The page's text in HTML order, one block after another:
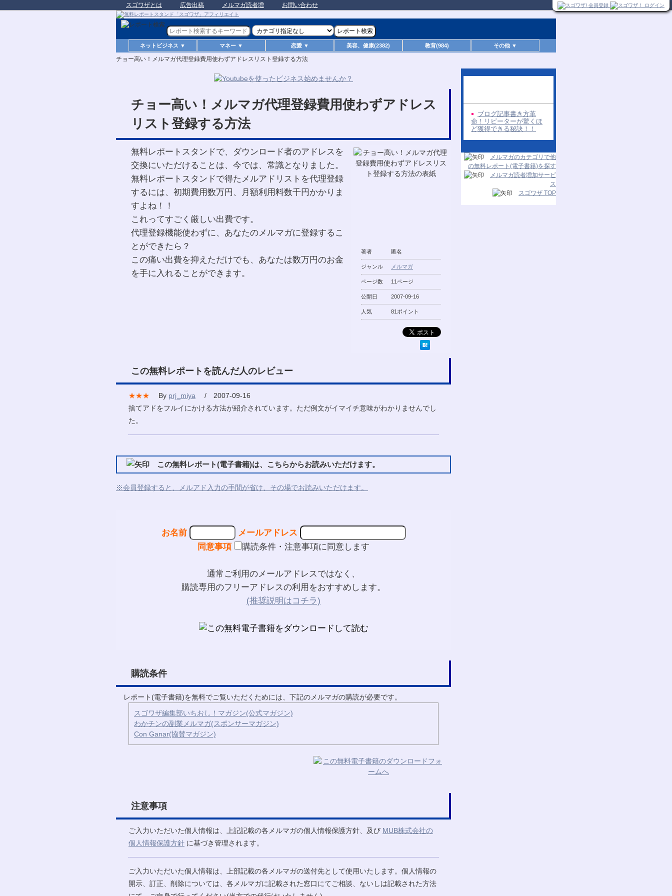
スゴワザとは 広告出稿 メルマガ読者増 お問い合わせ
ネットビジネス ▼ マネー ▼ 恋愛 ▼ 美容、健康(2382) 教育(984) その他 ▼
チョー高い！メルマガ代理登録費用使わずアドレスリスト登録する方法
チョー高い！メルマガ代理登録費用使わずアドレス
リスト登録する方法
著者 匿名
ジャンル メルマガ
ページ数 11ページ
公開日 2007-09-16
人気 81ポイント
無料レポートスタンドで、ダウンロード者のアドレスを
交換にいただけることは、今では、常識となりました。
無料レポートスタンドで得たメルアドリストを代理登録
するには、初期費用数万円、月額利用料数千円かかりま
すよね！！
これってすごく厳しい出費です。
代理登録機能使わずに、あなたのメルマガに登録するこ
とができたら？
この痛い出費を抑えただけでも、あなたは数万円のお金
を手に入れることができます。
この無料レポートを読んだ人のレビュー
★★★ By prj_miya / 2007-09-16
捨てアドをフルイにかける方法が紹介されています。ただ例文がイマイチ意味がわかりませんでし
た。
この無料レポート(電子書籍)は、こちらからお読みいただけます。
※会員登録すると、メルアド入力の手間が省け、その場でお読みいただけます。
お名前
メールアドレス
同意事項
購読条件・注意事項に同意します
通常ご利用のメールアドレスではなく、
購読専用のフリーアドレスの利用をおすすめします。
(推奨説明はコチラ)
購読条件
レポート(電子書籍)を無料でご覧いただくためには、下記のメルマガの購読が必要です。
スゴワザ編集部いちおし！マガジン(公式マガジン)
わかチンの副業メルマガ(スポンサーマガジン)
Con Ganar(協賛マガジン)
注意事項
ご入力いただいた個人情報は、上記記載の各メルマガの個人情報保護方針、及び MUB株式会社の
個人情報保護方針 に基づき管理されます。
ご入力いただいた個人情報は、上部記載の各メルマガの送付先として使用いたします。個人情報の
開示、訂正、削除については、各メルマガに記載された窓口にてご相談、ないしは記載された方法
ブログ記事書き方革
命！リピーターが驚くほ
ど獲得できる秘訣！！
メルマガのカテゴリで他
の無料レポート(電子書籍)を探す
メルマガ読者増加サービ
ス
スゴワザ TOP